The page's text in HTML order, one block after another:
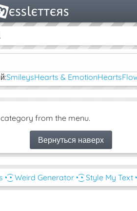
SmileysHearts & EmotionHearts
from the menu.
Вернуться наверх
◔͜͡◔ Weird Generator◔͜͡◔ Style My Text